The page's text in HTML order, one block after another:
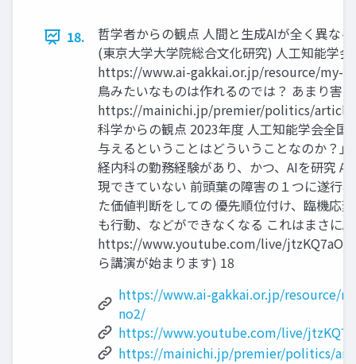
18.
哲学者からの観点 人間と生成AIが全く異な
(東京大学大学院総合文化研究) 人工知能学
https://www.ai-gakkai.or.jp/resource/my-
鳥みたいなものは作れるのでは？ あまり害
https://mainichi.jp/premier/politics/
科学からの観点 2023年度 人工知能学会全
与えるということはどういうことなのか？
経内科の勤務経験があり、かつ、AIを研究
現できていない 前頭葉の障害の１つに遂行
た価値判断をしての 優先順位付け、臨機応
も行動、などができなくなる これはまさに
https://www.youtube.com/live/
ら講演が始まります) 18
https://www.ai-gakkai.or.jp/resource/
no2/
https://www.youtube.com/live/
https://mainichi.jp/premier/politics/